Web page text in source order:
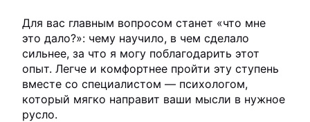
Для вас главным вопросом станет «что мне
это дало?»: чему научило, в чем сделало
сильнее, за что я могу поблагодарить этот
опыт. Легче и комфортнее пройти эту ступень
вместе со специалистом — психологом,
который мягко направит ваши мысли в нужное
русло.